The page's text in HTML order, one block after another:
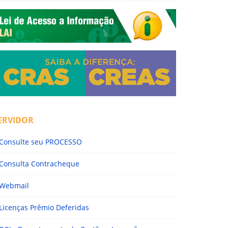
seu PROCESSO
Contracheque
Prêmio Deferidas